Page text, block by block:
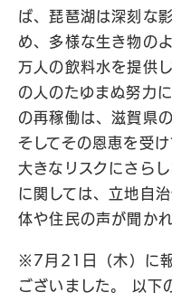
ば、琵琶湖は深刻な
め、多様な生き物の
万人の飲料水を提供
の人のたゆまぬ努力
の再稼働は、滋賀県
そしてその恩恵を受
大きなリスクにさら
に関しては、立地自
体や住民の声が聞か
※7月21日（木）に
ございました。 以下